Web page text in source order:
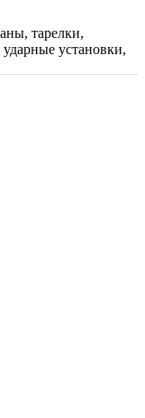
тарелки,
установки,